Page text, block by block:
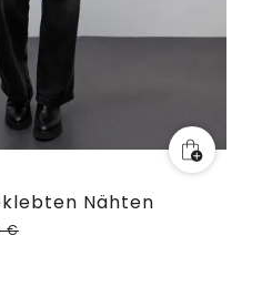
Nähten
€